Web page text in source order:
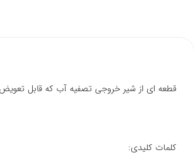
قطعه ای از شیر خروجی تصفیه آب که قابل
کلمات کلیدی: